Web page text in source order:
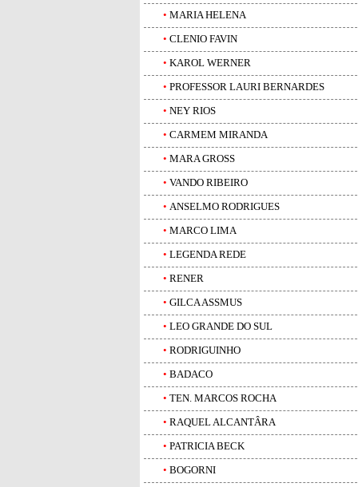
• MARIA HELENA
• CLENIO FAVIN
• KAROL WERNER
• PROFESSOR LAURI BERNARDES
• NEY RIOS
• CARMEM MIRANDA
• MARA GROSS
• VANDO RIBEIRO
• ANSELMO RODRIGUES
• MARCO LIMA
• LEGENDA REDE
• RENER
• GILCA ASSMUS
• LEO GRANDE DO SUL
• RODRIGUINHO
• BADACO
• TEN. MARCOS ROCHA
• RAQUEL ALCANTÂRA
• PATRICIA BECK
• BOGORNI